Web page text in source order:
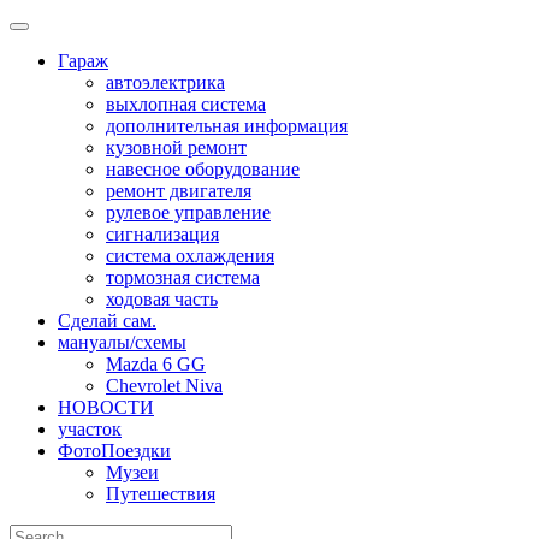
Skip
contentГараж
автоэлектрика
выхлопная система
дополнительная информация
кузовной ремонт
навесное оборудование
ремонт двигателя
рулевое управление
сигнализация
система охлаждения
тормозная система
ходовая часть
Сделай сам.
мануалы/схемы
Mazda 6 GG
Chevrolet Niva
НОВОСТИ
участок
ФотоПоездки
Музеи
Путешествия
Search